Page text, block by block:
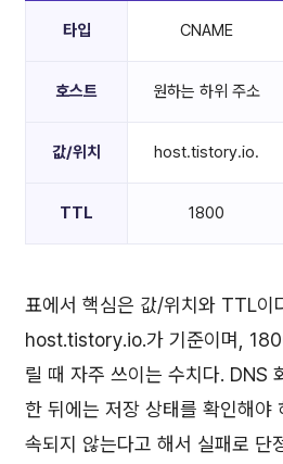
타입 CNAME
호스트 원하는 하위 주소
값/위치 host.tistory.io.
TTL 1800
표에서 핵심은 값/위치와 TTL이
host.tistory.io.가 기준이며,
릴 때 자주 쓰이는 수치다. DNS
한 뒤에는 저장 상태를 확인해야
속되지 않는다고 해서 실패로 단